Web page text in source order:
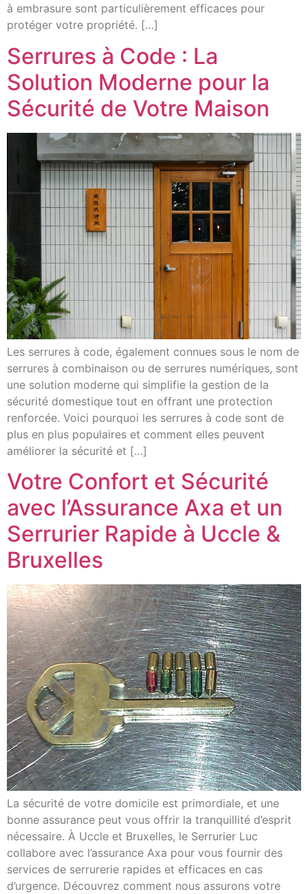
à embrasure sont particulièrement efficaces pour
protéger votre propriété. […]
Serrures à Code : La
Solution Moderne pour la
Sécurité de Votre Maison
Les serrures à code, également connues sous le nom de
serrures à combinaison ou de serrures numériques, sont
une solution moderne qui simplifie la gestion de la
sécurité domestique tout en offrant une protection
renforcée. Voici pourquoi les serrures à code sont de
plus en plus populaires et comment elles peuvent
améliorer la sécurité et […]
Votre Confort et Sécurité
avec l’Assurance Axa et un
Serrurier Rapide à Uccle &
Bruxelles
La sécurité de votre domicile est primordiale, et une
bonne assurance peut vous offrir la tranquillité d’esprit
nécessaire. À Uccle et Bruxelles, le Serrurier Luc
collabore avec l’assurance Axa pour vous fournir des
services de serrurerie rapides et efficaces en cas
d’urgence. Découvrez comment nous assurons votre